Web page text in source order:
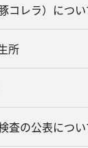
コレラ）につい
所
査の公表につ